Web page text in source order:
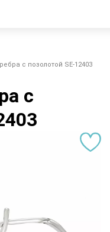
с позолотой SE-12403
с